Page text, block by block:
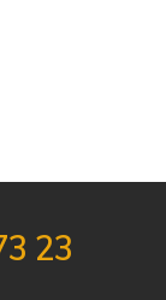
23